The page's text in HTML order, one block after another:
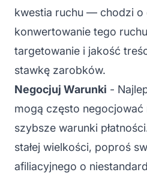
kwestia ruchu — chodzi o
konwertowanie tego
targetowanie i jakość
stawkę zarobków.
Negocjuj Warunki -
mogą często negocjować
szybsze warunki
stałej wielkości, poproś
afiliacyjnego o